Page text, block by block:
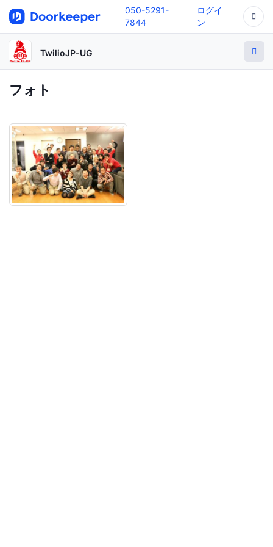
050-5291-
7844
ログイ
ン
TwilioJP-UG
フォト